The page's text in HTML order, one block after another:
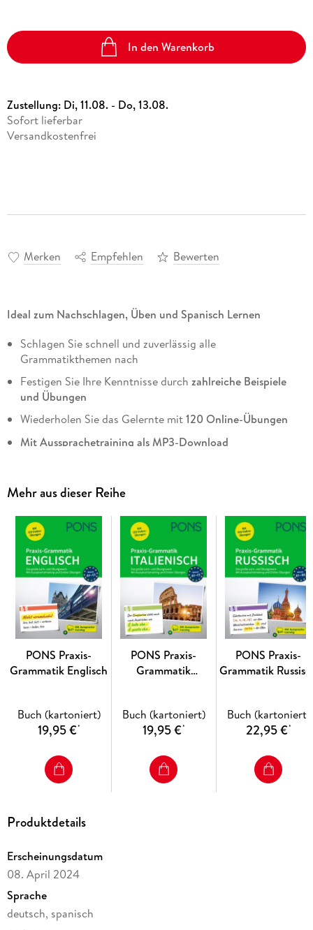
In den Warenkorb
Zustellung: Di, 11.08. - Do, 13.08.
Sofort lieferbar
Versandkostenfrei
Merken Empfehlen Bewerten
Ideal zum Nachschlagen, Üben und Spanisch Lernen
Schlagen Sie schnell und zuverlässig alle
Grammatikthemen nach
Festigen Sie Ihre Kenntnisse durch zahlreiche Beispiele
und Übungen
Wiederholen Sie das Gelernte mit120 Online-Übungen
Mit Aussprachetraining als MP3-Download
Mehr aus dieser Reihe
PONS Praxis-
Grammatik Englisch
Buch (kartoniert)
19,95 €*
PONS Praxis-
Grammatik
Buch (kartoniert)
19,95 €*
PONS Praxis-
Grammatik
Buch (kartoniert)
22,95 €*
Produktdetails
Erscheinungsdatum
08. April 2024
Sprache
deutsch, spanisch